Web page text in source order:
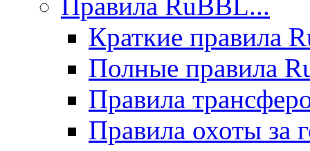
Краткие правила
Полные правила
Правила
Правила охоты за